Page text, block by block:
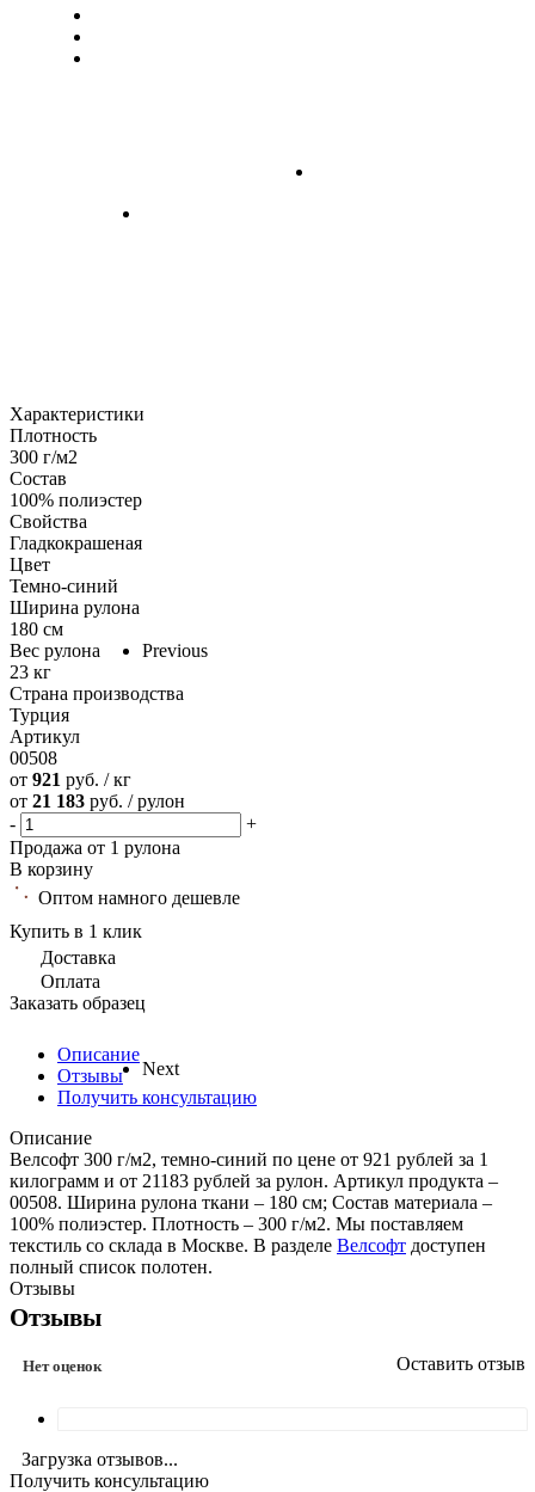
Previous
Next
Характеристики
Плотность
300 г/м2
Состав
100% полиэстер
Свойства
Гладкокрашеная
Цвет
Темно-синий
Ширина рулона
180 см
Вес рулона
23 кг
Страна производства
Турция
Артикул
00508
от 921 руб. / кг
от 21 183 руб. / рулон
-
+
Продажа от 1 рулона
В корзину
Оптом намного дешевле
Купить в 1 клик
Доставка
Оплата
Заказать образец
Описание
Отзывы
Получить консультацию
Описание
Велсофт 300 г/м2, темно-синий по цене от 921 рублей за 1
килограмм и от 21183 рублей за рулон. Артикул продукта –
00508. Ширина рулона ткани – 180 см; Состав материала –
100% полиэстер. Плотность – 300 г/м2. Мы поставляем
текстиль со склада в Москве. В разделе Велсофт доступен
полный список полотен.
Отзывы
Отзывы
Нет оценок Оставить отзыв
Загрузка отзывов...
Получить консультацию